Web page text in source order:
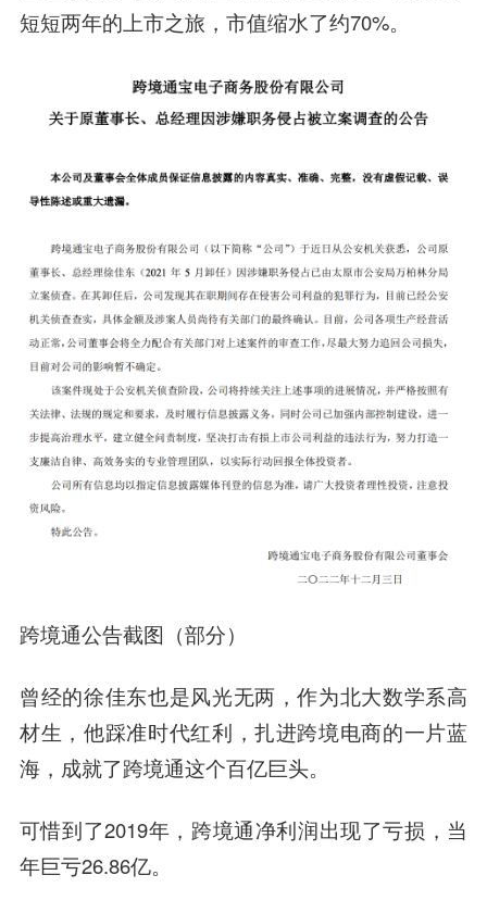
短短两年的上市之旅，市值缩水了约70%。
跨境通公告截图（部分）
曾经的徐佳东也是风光无两，作为北大数学系高
材生，他踩准时代红利，扎进跨境电商的一片蓝
海，成就了跨境通这个百亿巨头。
可惜到了2019年，跨境通净利润出现了亏损，当
年巨亏26.86亿。